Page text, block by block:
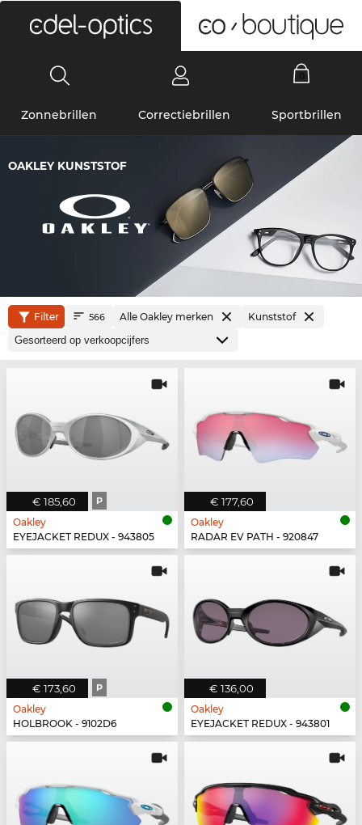
Zonnebrillen Correctiebrillen Sportbrillen
OAKLEY KUNSTSTOF
Filter 566 Alle Oakley merken Kunststof
€ 185,60 P
Oakley
EYEJACKET REDUX - 943805
€ 177,60
Oakley
RADAR EV PATH - 920847
€ 173,60 P
Oakley
HOLBROOK - 9102D6
€ 136,00
Oakley
EYEJACKET REDUX - 943801